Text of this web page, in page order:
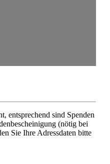
entspre­chend sind Spenden
(nötig bei
Sie Ihre Adress­daten bitte